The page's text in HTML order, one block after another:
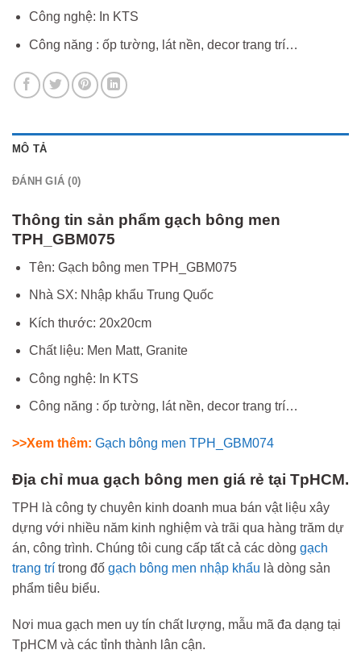
Công nghệ: In KTS
Công năng : ốp tường, lát nền, decor trang trí…
MÔ TẢ
ĐÁNH GIÁ (0)
Thông tin sản phẩm gạch bông men
TPH_GBM075
Tên: Gạch bông men TPH_GBM075
Nhà SX: Nhập khẩu Trung Quốc
Kích thước: 20x20cm
Chất liệu: Men Matt, Granite
Công nghệ: In KTS
Công năng : ốp tường, lát nền, decor trang trí…
>>Xem thêm: Gạch bông men TPH_GBM074
Địa chỉ mua gạch bông men giá rẻ tại TpHCM.
TPH là công ty chuyên kinh doanh mua bán vật liệu xây
dựng với nhiều năm kinh nghiệm và trãi qua hàng trăm dự
án, công trình. Chúng tôi cung cấp tất cả các dòng gạch
trang trí trong đố gạch bông men nhập khẩu là dòng sản
phẩm tiêu biểu.
Nơi mua gạch men uy tín chất lượng, mẫu mã đa dạng tại
TpHCM và các tỉnh thành lân cận.